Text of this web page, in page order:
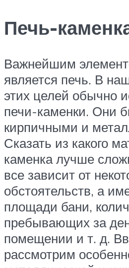
Печь-
Важнейшим
является печь. В
этих целей обычно
печи-каменки. Они
кирпичными и
Сказать из какого
каменка лучше
все зависит от
обстоятельств, а
площади бани,
пребывающих за
помещении и т. д.
рассмотрим